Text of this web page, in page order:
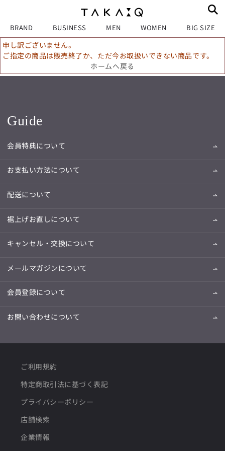
BRAND BUSINESS MEN WOMEN BIG SIZE
申し訳ございません。
ご指定の商品は販売終了か、ただ今お取扱いできない商品です。
ホームへ戻る
Guide
会員特典について
お支払い方法について
配送について
裾上げお直しについて
キャンセル・交換について
メールマガジンについて
会員登録について
お問い合わせについて
ご利用規約
特定商取引法に基づく表記
プライバシーポリシー
店舗検索
企業情報